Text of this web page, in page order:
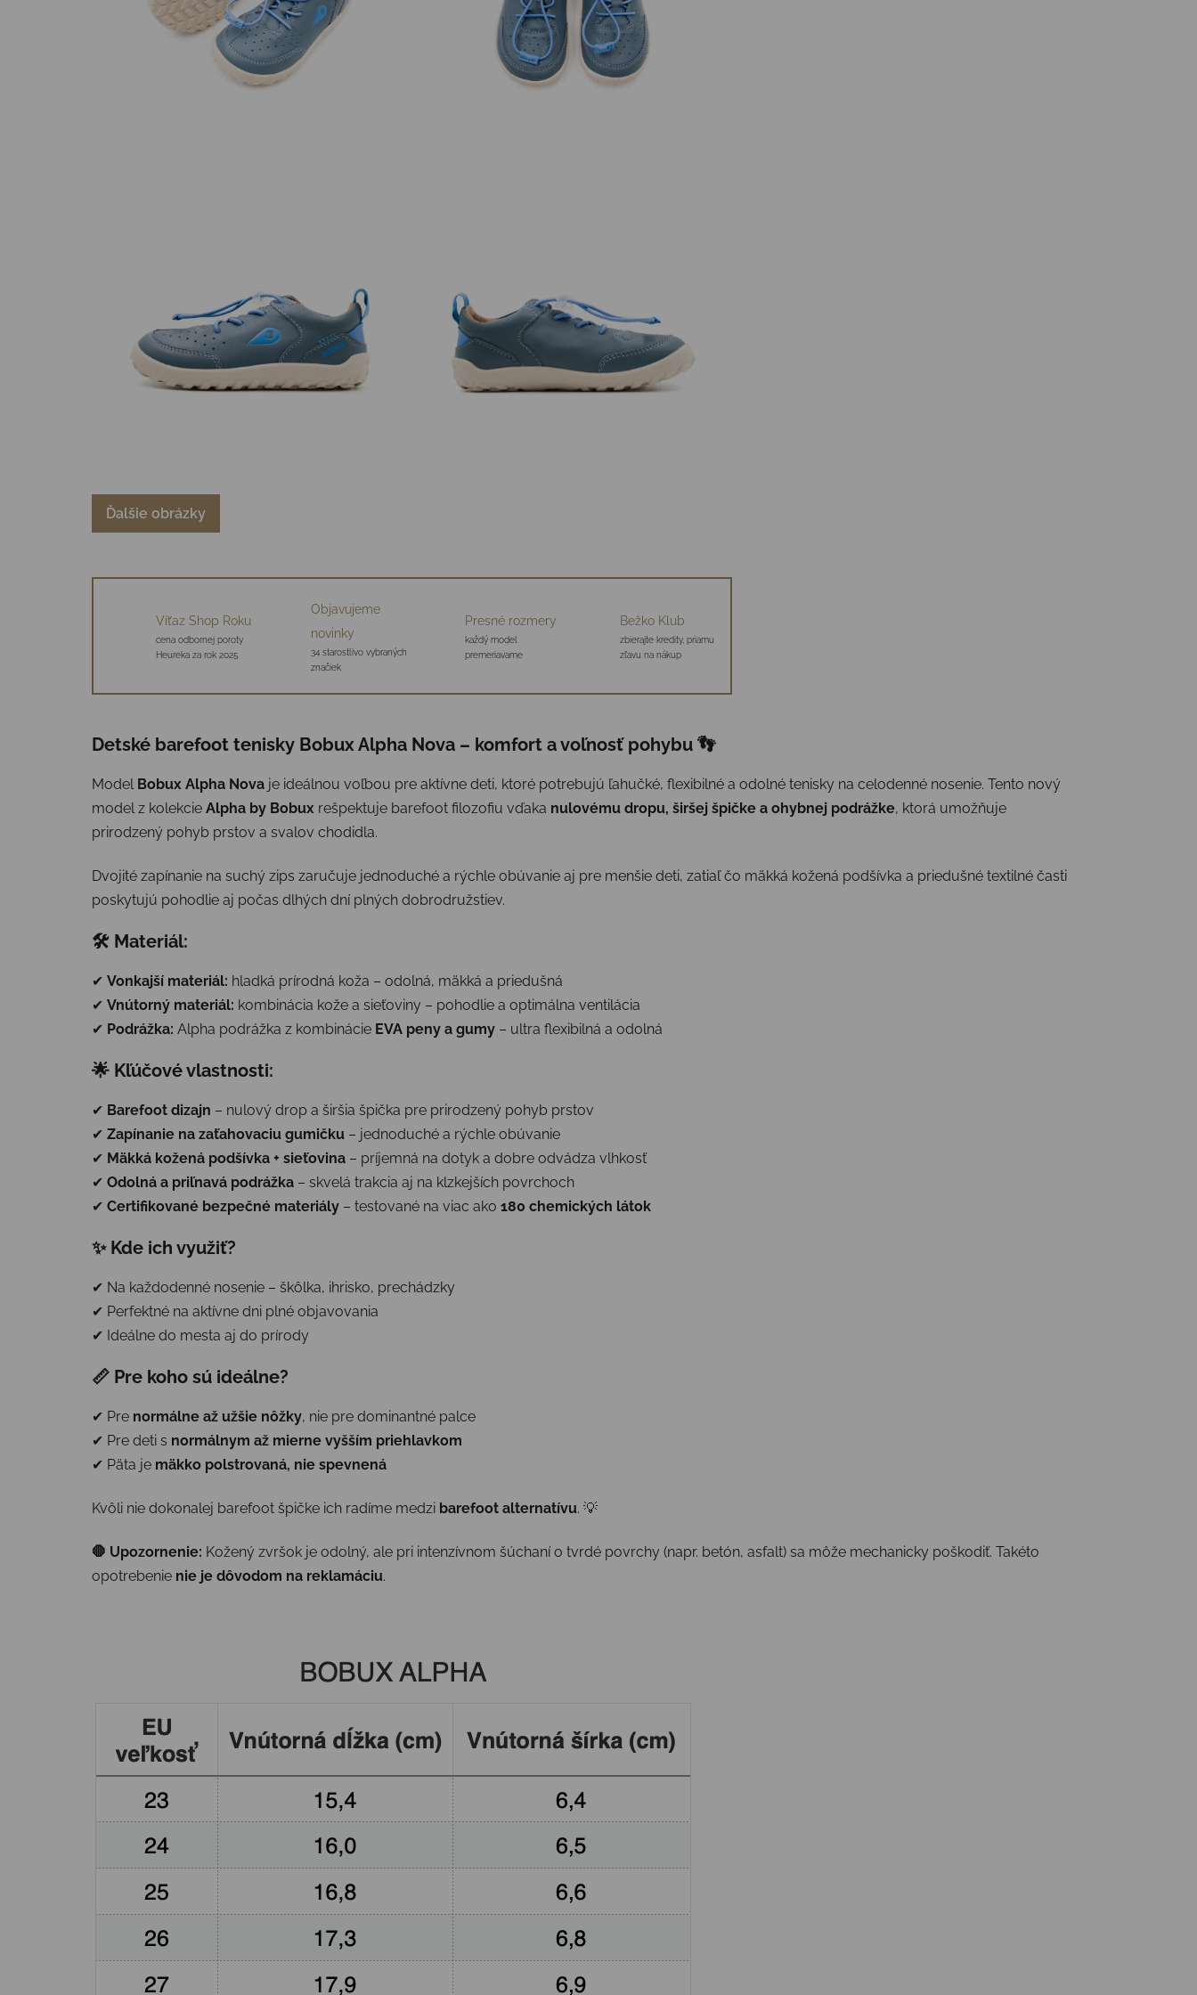
Ďalšie obrázky
Víťaz Shop Roku
cena odbornej poroty
Heureka za rok 2025
Objavujeme
novinky
34 starostlivo vybraných
značiek
Presné rozmery
každý model
premeriavame
Bežko Klub
zbierajte kredity, priamu
zľavu na nákup
Detské barefoot tenisky Bobux Alpha Nova – komfort a voľnosť pohybu 👣
Model Bobux Alpha Nova je ideálnou voľbou pre aktívne deti, ktoré potrebujú ľahučké, flexibilné a odolné tenisky na celodenné nosenie. Tento nový
model z kolekcie Alpha by Bobux rešpektuje barefoot filozofiu vďaka nulovému dropu, širšej špičke a ohybnej podrážke, ktorá umožňuje
prirodzený pohyb prstov a svalov chodidla.
Dvojité zapínanie na suchý zips zaručuje jednoduché a rýchle obúvanie aj pre menšie deti, zatiaľ čo mäkká kožená podšívka a priedušné textilné časti
poskytujú pohodlie aj počas dlhých dní plných dobrodružstiev.
🛠 Materiál:
✔ Vonkajší materiál: hladká prírodná koža – odolná, mäkká a priedušná
✔ Vnútorný materiál: kombinácia kože a sieťoviny – pohodlie a optimálna ventilácia
✔ Podrážka: Alpha podrážka z kombinácie EVA peny a gumy – ultra flexibilná a odolná
🌟 Kľúčové vlastnosti:
✔ Barefoot dizajn – nulový drop a širšia špička pre prirodzený pohyb prstov
✔ Zapínanie na zaťahovaciu gumičku – jednoduché a rýchle obúvanie
✔ Mäkká kožená podšívka + sieťovina – príjemná na dotyk a dobre odvádza vlhkosť
✔ Odolná a priľnavá podrážka – skvelá trakcia aj na klzkejších povrchoch
✔ Certifikované bezpečné materiály – testované na viac ako 180 chemických látok
✨ Kde ich využiť?
✔ Na každodenné nosenie – škôlka, ihrisko, prechádzky
✔ Perfektné na aktívne dni plné objavovania
✔ Ideálne do mesta aj do prírody
📏 Pre koho sú ideálne?
✔ Pre normálne až užšie nôžky, nie pre dominantné palce
✔ Pre deti s normálnym až mierne vyšším priehlavkom
✔ Päta je mäkko polstrovaná, nie spevnená
Kvôli nie dokonalej barefoot špičke ich radíme medzi barefoot alternatívu. 💡
🛑 Upozornenie: Kožený zvršok je odolný, ale pri intenzívnom šúchaní o tvrdé povrchy (napr. betón, asfalt) sa môže mechanicky poškodiť. Takéto
opotrebenie nie je dôvodom na reklamáciu.